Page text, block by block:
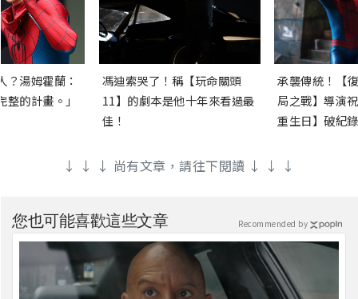
？湯姆霍蘭：
的計畫。」
馮迪索哭了！稱【玩命關頭
11】的劇本是他十年來看過最
佳！
承襲傳統！【
局之戰】導演
重生日】破紀
↓ ↓ ↓ 尚有文章，請往下閱讀 ↓ ↓ ↓
您也可能喜歡這些文章 Recommended by